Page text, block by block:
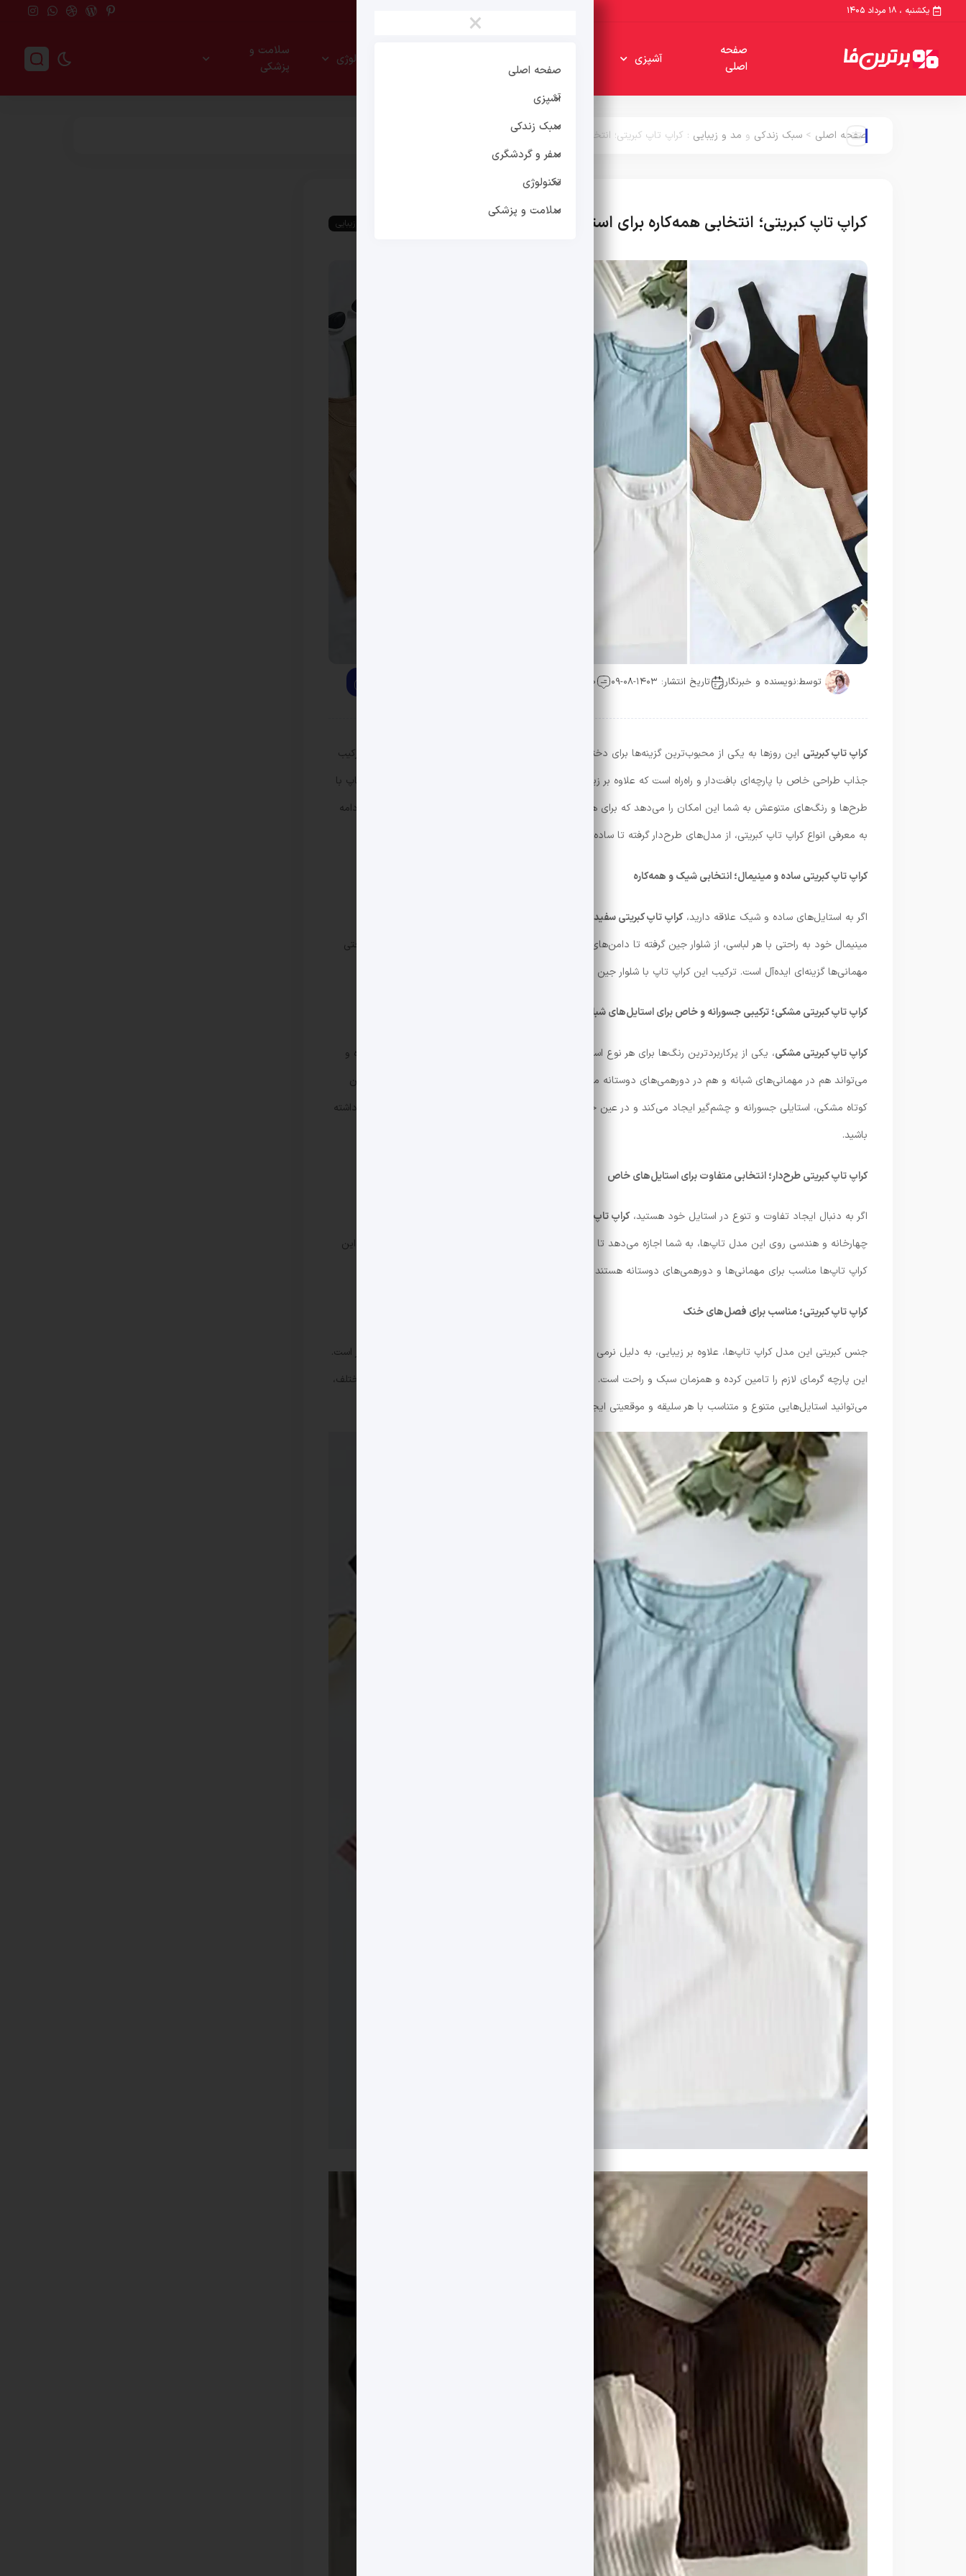
یکشنبه ، ۱۸ مرداد ۱۴۰۵
صفحه
اصلی
آشپزی تکنولوژی
سلامت و
پزشکی
×
صفحه اصلی
آشپزی
سبک زندکی
سفر و گردشگری
تکنولوژی
سلامت و پزشکی
صفحه اصلی > سبک زندکی و مد و زیبایی : کراپ تاپ کبریتی؛ انتخابی همه‌کاره برای استایل‌های جذاب و خاص
کراپ تاپ کبریتی؛ انتخابی همه‌کاره برای استایل‌های جذاب و خاص مد و زیبایی
توسط:نویسنده و خبرنگار تاریخ انتشار: ۱۴۰۳-۰۸-۰۹ 0 دیدگاه
کراپ تاپ کبریتی این روزها به یکی از محبوب‌ترین گزینه‌ها برای دختران خوش‌استایل تبدیل شده و دلیل این محبوبیت هم ترکیب
جذاب طراحی خاص با پارچه‌ای بافت‌دار و راه‌راه است که علاوه بر زیبایی، حس راحتی و سبکی به همراه دارد. این مدل کراپ تاپ با
طرح‌ها و رنگ‌های متنوعش به شما این امکان را می‌دهد که برای هر موقعیتی یک استایل شیک و متفاوت داشته باشید. در ادامه
به معرفی انواع کراپ تاپ کبریتی، از مدل‌های طرح‌دار گرفته تا ساده و رسمی می‌پردازیم.
کراپ تاپ کبریتی ساده و مینیمال؛ انتخابی شیک و همه‌کاره
اگر به استایل‌های ساده و شیک علاقه دارید،کراپ تاپ کبریتی سفید
مینیمال خود به راحتی با هر لباسی، از شلوار جین گرفته تا دامن‌های مشکی بلند، ست می‌شود و برای موقعیت‌های روزمره و حتی
مهمانی‌ها گزینه‌ای ایده‌آل است. ترکیب این کراپ تاپ با شلوار جین ساده، استایلی ساده و زیبا را به شما هدیه می‌دهد.
کراپ تاپ کبریتی مشکی؛ ترکیبی جسورانه و خاص برای استایل‌های شبانه
کراپ تاپ کبریتی مشکی، یکی از پرکاربردترین رنگ‌ها برای هر نوع استایلی است. این رنگ همواره یک انتخاب امن و جذاب بوده و
می‌تواند هم در مهمانی‌های شبانه و هم در دورهمی‌های دوستانه مورد استفاده قرار گیرد. ترکیب این مدل با شلوار چرم یا دامن
کوتاه مشکی، استایلی جسورانه و چشم‌گیر ایجاد می‌کند و در عین حال می‌توانید با شلوار جین نیز یک تیپ مینیمال و شیک داشته
باشید.
کراپ تاپ کبریتی طرح‌دار؛ انتخابی متفاوت برای استایل‌های خاص
اگر به دنبال ایجاد تفاوت و تنوع در استایل خود هستید،کراپ تاپ کبریتی طرح‌دار
چهارخانه و هندسی روی این مدل تاپ‌ها، به شما اجازه می‌دهد تا برای هر موقعیت یک استایل منحصر به فرد داشته باشید. این
کراپ تاپ‌ها مناسب برای مهمانی‌ها و دورهمی‌های دوستانه هستند و می‌توانند به استایل شما جذابیت بیشتری ببخشند.
کراپ تاپ کبریتی؛ مناسب برای فصل‌های خنک
جنس کبریتی این مدل کراپ تاپ‌ها، علاوه بر زیبایی، به دلیل نرمی و بافت خاصش مناسب فصل‌های خنک مانند پاییز و بهار است.
این پارچه گرمای لازم را تامین کرده و همزمان سبک و راحت است. با ست کردن این مدل کراپ تاپ با شلوارها و دامن‌های مختلف،
می‌توانید استایل‌هایی متنوع و متناسب با هر سلیقه و موقعیتی ایجاد کنید.